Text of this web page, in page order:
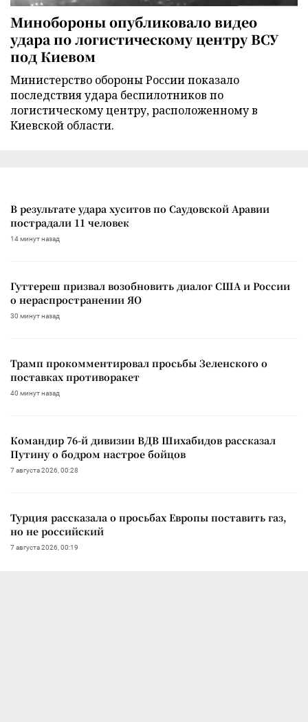
Минобороны опубликовало видео
удара по логистическому центру ВСУ
под Киевом
Министерство обороны России показало
последствия удара беспилотников по
логистическому центру, расположенному в
Киевской области.
В результате удара хуситов по Саудовской Аравии
пострадали 11 человек
14 минут назад
Гуттереш призвал возобновить диалог США и России
о нераспространении ЯО
30 минут назад
Трамп прокомментировал просьбы Зеленского о
поставках противоракет
40 минут назад
Командир 76-й дивизии ВДВ Шихабидов рассказал
Путину о бодром настрое бойцов
7 августа 2026, 00:28
Турция рассказала о просьбах Европы поставить газ,
но не российский
7 августа 2026, 00:19